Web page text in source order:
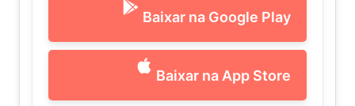
Baixar na Google Play
Baixar na App Store